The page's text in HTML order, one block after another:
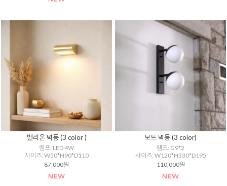
벨리온 벽등 (3 color )
램프: LED 4W
사이즈: W50*H90*D110
87,000원
보트 벽등 (3 color)
램프: G9*2
사이즈: W120*H330*D195
110,000원